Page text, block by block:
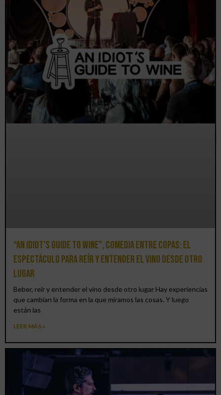
“An Idiot’s Guide to Wine”, comedia entre copas: el
espectáculo para reír y entender el vino desde otro
lugar
Beber, reír y entender el vino desde otro lugar Hay experiencias
que cambian la forma en la que miramos las cosas. Y luego
están las
LEER MÁS »